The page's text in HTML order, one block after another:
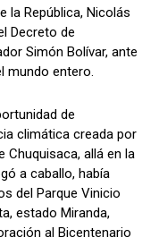
la República, Nicolás
Decreto de
Simón Bolívar, ante
mundo entero.
de
climática creada por
Chuquisaca, allá en la
a caballo, había
del Parque Vinicio
estado Miranda,
al Bicentenario